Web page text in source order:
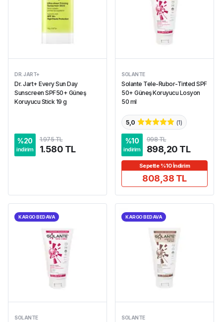
DR. JART+
Dr. Jart+ Every Sun Day
Sunscreen SPF50+ Güneş
Koruyucu Stick 19 g
%20
indirim
1.975 TL
1.580 TL
SOLANTE
Solante Tele-Rubor-Tinted SPF
50+ Güneş Koruyucu Losyon
50 ml
5,0 (1)
%10
indirim
998 TL
898,20 TL
Sepette %10 İndirim
808,38 TL
KARGO BEDAVA
SOLANTE
KARGO BEDAVA
SOLANTE